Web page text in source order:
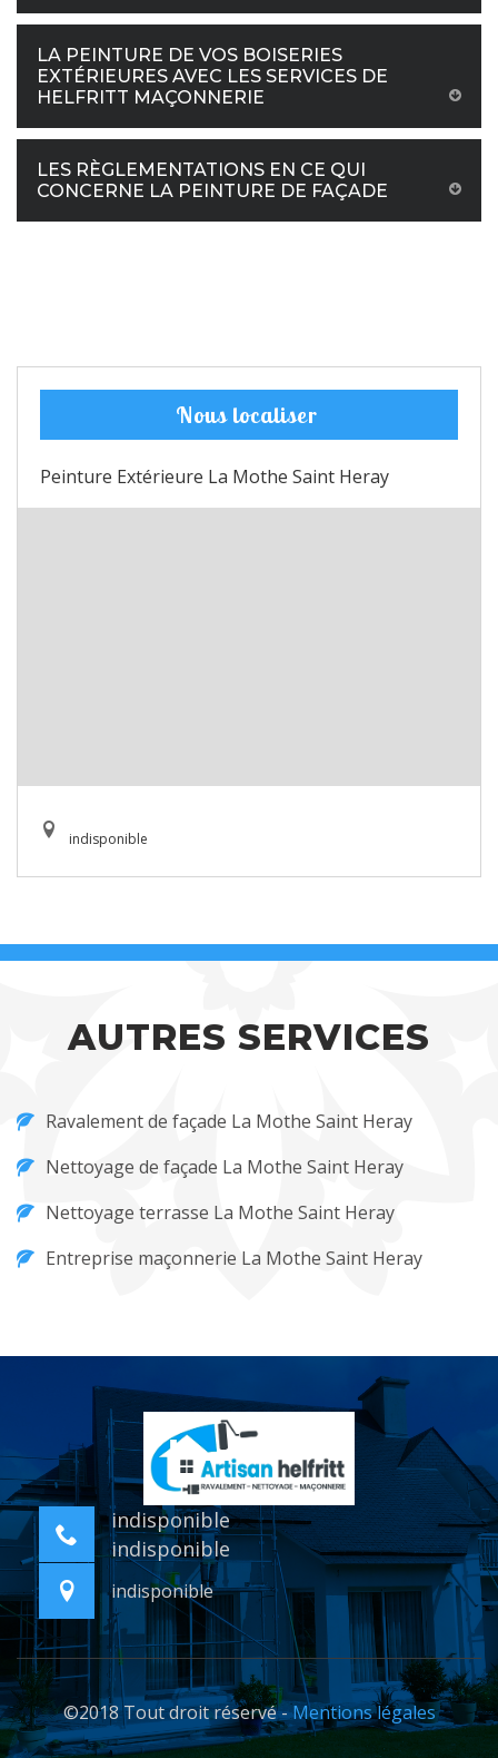
LA PEINTURE DE VOS BOISERIES
EXTÉRIEURES AVEC LES SERVICES DE
HELFRITT MAÇONNERIE
LES RÈGLEMENTATIONS EN CE QUI
CONCERNE LA PEINTURE DE FAÇADE
Nous localiser
Peinture Extérieure La Mothe Saint Heray
indisponible
AUTRES SERVICES
Ravalement de façade La Mothe Saint Heray
Nettoyage de façade La Mothe Saint Heray
Nettoyage terrasse La Mothe Saint Heray
Entreprise maçonnerie La Mothe Saint Heray
indisponible
indisponible
indisponible
©2018 Tout droit réservé -Mentions légales